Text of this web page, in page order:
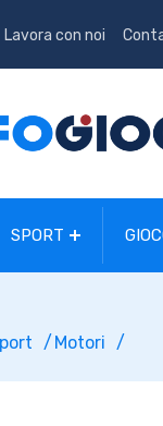
Lavora con noi
SPORT
Motori